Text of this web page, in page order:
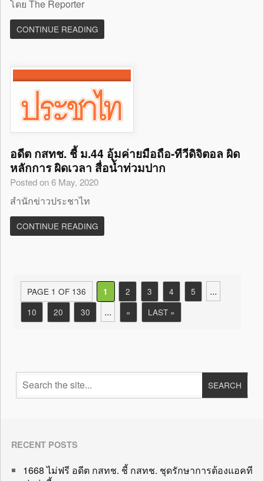
โดย The Reporter
CONTINUE READING
อดีต กสทช. ชี้ ม.44 อุ้มค่ายมือถือ-ทีวีดิจิตอล ผิด
หลักการ ผิดเวลา สื่อน้ำท่วมปาก
Posted on 6 May, 2020
สำนักข่าวประชาไท
CONTINUE READING
PAGE 1 OF 136 1 2 3 4 5 ...
10 20 30 ... » LAST »
RECENT POSTS
1668 ไม่ฟรี อดีต กสทช. ชี้ กสทช. ชุดรักษาการต้องแอคที